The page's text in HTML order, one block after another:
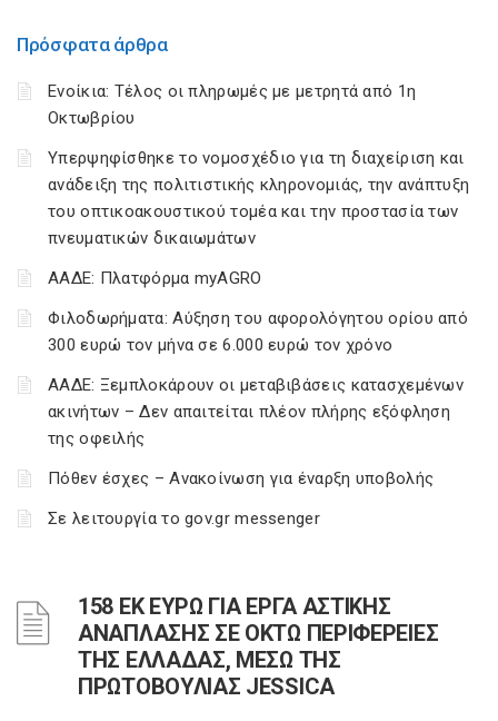
Πρόσφατα άρθρα
Ενοίκια: Τέλος οι πληρωμές με μετρητά από 1η
Οκτωβρίου
Υπερψηφίσθηκε το νομοσχέδιο για τη διαχείριση και
ανάδειξη της πολιτιστικής κληρονομιάς, την ανάπτυξη
του οπτικοακουστικού τομέα και την προστασία των
πνευματικών δικαιωμάτων
ΑΑΔΕ: Πλατφόρμα myAGRO
Φιλοδωρήματα: Αύξηση του αφορολόγητου ορίου από
300 ευρώ τον μήνα σε 6.000 ευρώ τον χρόνο
ΑΑΔΕ: Ξεμπλοκάρουν οι μεταβιβάσεις κατασχεμένων
ακινήτων – Δεν απαιτείται πλέον πλήρης εξόφληση
της οφειλής
Πόθεν έσχες – Ανακοίνωση για έναρξη υποβολής
Σε λειτουργία το gov.gr messenger
158 ΕΚ ΕΥΡΩ ΓΙΑ ΕΡΓΑ ΑΣΤΙΚΗΣ
ΑΝΑΠΛΑΣΗΣ ΣΕ ΟΚΤΩ ΠΕΡΙΦΕΡΕΙΕΣ
ΤΗΣ ΕΛΛΑΔΑΣ, ΜΕΣΩ ΤΗΣ
ΠΡΩΤΟΒΟΥΛΙΑΣ JESSICA